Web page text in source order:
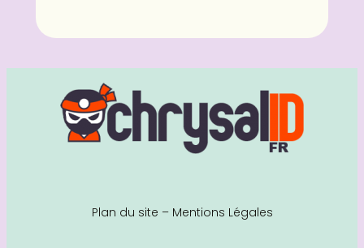
Plan du site – Mentions Légales